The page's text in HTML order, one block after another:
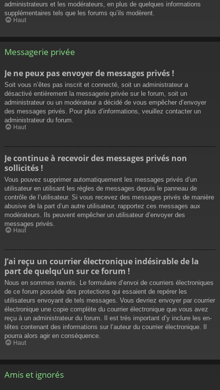
administrateurs et les modérateurs, en plus de quelques informations
supplémentaires tels que les forums qu’ils modèrent.
Haut
Messagerie privée
Je ne peux pas envoyer de messages privés !
Soit vous n’êtes pas inscrit et connecté, soit un administrateur a
désactivé entièrement la messagerie privée sur le forum, soit un
administrateur ou un modérateur a décidé de vous empêcher d’envoyer
des messages privés. Pour plus d’informations, veuillez contacter un
administrateur du forum.
Haut
Je continue à recevoir des messages privés non
sollicités !
Vous pouvez supprimer automatiquement les messages privés d’un
utilisateur en utilisant les règles de messages depuis le panneau de
contrôle de l’utilisateur. Si vous recevez des messages privés de manière
abusive de la part d’un autre utilisateur, rapportez ces messages aux
modérateurs. Ils peuvent empêcher un utilisateur d’envoyer des
messages privés.
Haut
J’ai reçu un courrier électronique indésirable de la
part de quelqu’un sur ce forum !
Nous en sommes navrés. Le formulaire d’envoi de courriers électroniques
de ce forum possède des protections qui essaient de repérer les
utilisateurs envoyant de tels messages. Vous devriez envoyer par courrier
électronique une copie complète du courrier électronique que vous avez
reçu à un administrateur du forum. Il est très important d’y inclure les en-
têtes contenant des informations sur l’auteur du courrier électronique. Il
pourra alors agir en conséquence.
Haut
Amis et ignorés